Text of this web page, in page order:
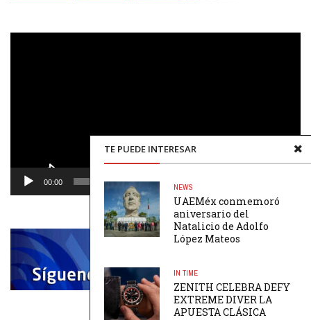
TE PUEDE INTERESAR
NEWS
UAEMéx conmemoró
aniversario del
Natalicio de Adolfo
López Mateos
IN TIME
ZENITH CELEBRA DEFY
EXTREME DIVER LA
APUESTA CLÁSICA
00:00